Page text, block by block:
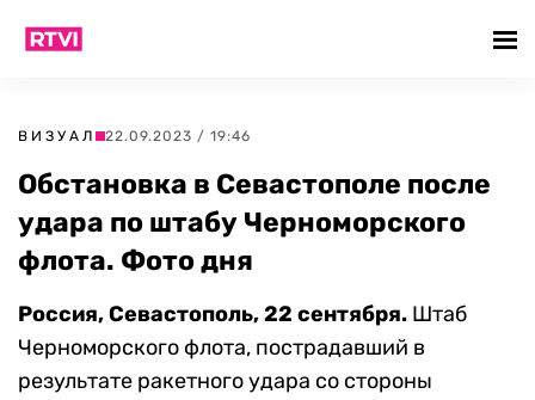
ВИЗУАЛ 22.09.2023 / 19:46
Обстановка в Севастополе после
удара по штабу Черноморского
флота. Фото дня
Россия, Севастополь, 22 сентября. Штаб
Черноморского флота, пострадавший в
результате ракетного удара со стороны